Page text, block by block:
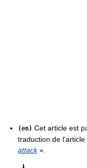
(en) Cet article est
traduction de
attack».